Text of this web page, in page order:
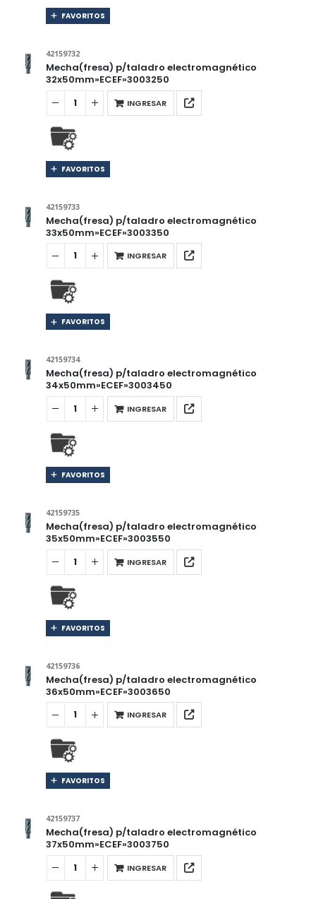
FAVORITOS
42159732
Mecha(fresa) p/taladro electromagnético
32x50mm»ECEF»3003250
INGRESAR
FAVORITOS
42159733
Mecha(fresa) p/taladro electromagnético
33x50mm»ECEF»3003350
INGRESAR
FAVORITOS
42159734
Mecha(fresa) p/taladro electromagnético
34x50mm»ECEF»3003450
INGRESAR
FAVORITOS
42159735
Mecha(fresa) p/taladro electromagnético
35x50mm»ECEF»3003550
INGRESAR
FAVORITOS
42159736
Mecha(fresa) p/taladro electromagnético
36x50mm»ECEF»3003650
INGRESAR
FAVORITOS
42159737
Mecha(fresa) p/taladro electromagnético
37x50mm»ECEF»3003750
INGRESAR